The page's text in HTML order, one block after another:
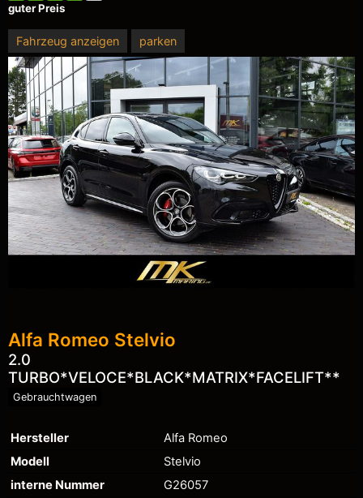
guter Preis
Fahrzeug anzeigen parken
Alfa Romeo Stelvio
2.0
TURBO*VELOCE*BLACK*MATRIX*FACELIFT**
Gebrauchtwagen
Hersteller
Alfa Romeo
Modell
Stelvio
interne Nummer
G26057